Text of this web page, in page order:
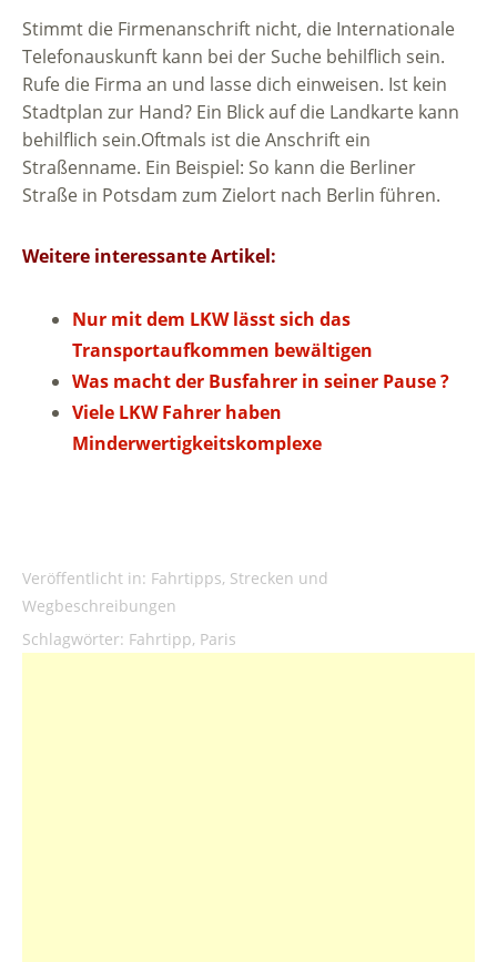
Stimmt die Firmenanschrift nicht, die Internationale
Telefonauskunft kann bei der Suche behilflich sein.
Rufe die Firma an und lasse dich einweisen. Ist kein
Stadtplan zur Hand? Ein Blick auf die Landkarte kann
behilflich sein.Oftmals ist die Anschrift ein
Straßenname. Ein Beispiel: So kann die Berliner
Straße in Potsdam zum Zielort nach Berlin führen.
Weitere interessante Artikel:
Nur mit dem LKW lässt sich das
Transportaufkommen bewältigen
Was macht der Busfahrer in seiner Pause ?
Viele LKW Fahrer haben
Minderwertigkeitskomplexe
Veröffentlicht in: Fahrtipps, Strecken und
Wegbeschreibungen
Schlagwörter: Fahrtipp, Paris